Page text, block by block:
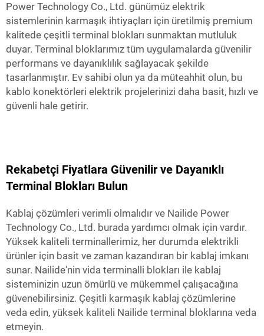
Power Technology Co., Ltd. günümüz elektrik
sistemlerinin karmaşık ihtiyaçları için üretilmiş premium
kalitede çeşitli terminal blokları sunmaktan mutluluk
duyar. Terminal bloklarımız tüm uygulamalarda güvenilir
performans ve dayanıklılık sağlayacak şekilde
tasarlanmıştır. Ev sahibi olun ya da müteahhit olun, bu
kablo konektörleri elektrik projelerinizi daha basit, hızlı ve
güvenli hale getirir.
Rekabetçi Fiyatlara Güvenilir ve Dayanıklı
Terminal Blokları Bulun
Kablaj çözümleri verimli olmalıdır ve Nailide Power
Technology Co., Ltd. burada yardımcı olmak için vardır.
Yüksek kaliteli terminallerimiz, her durumda elektrikli
ürünler için basit ve zaman kazandıran bir kablaj imkanı
sunar. Nailide'nin vida terminalli blokları ile kablaj
sisteminizin uzun ömürlü ve mükemmel çalışacağına
güvenebilirsiniz. Çeşitli karmaşık kablaj çözümlerine
veda edin, yüksek kaliteli Nailide terminal bloklarına veda
etmeyin.